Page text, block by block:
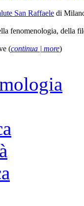
San Raffaele di
fenomenologia, della
(continua | more)